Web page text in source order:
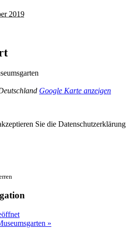
2019
Google Karte anzeigen
Sie die Datenschutzerklärung
»